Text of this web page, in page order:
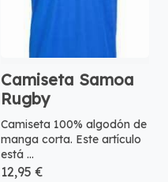
Camiseta Samoa
Rugby
Camiseta 100% algodón de
manga corta. Este artículo
está ...
12,95 €